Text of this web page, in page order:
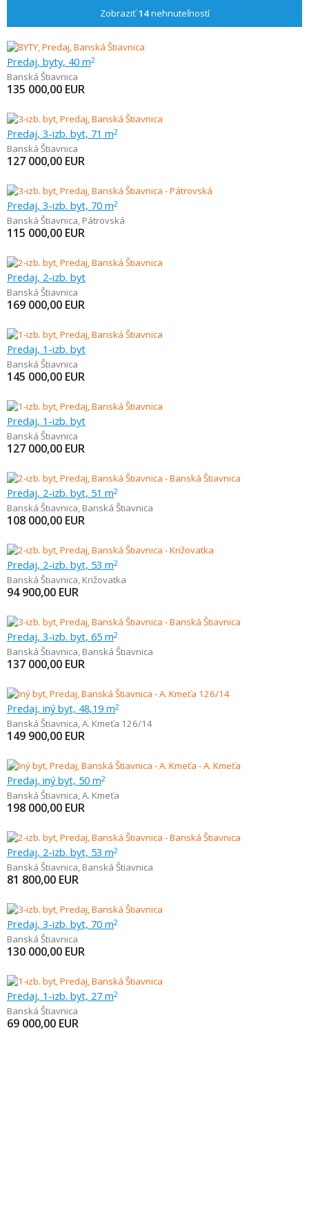
Zobraziť14nehnuteľností
Predaj, byty, 40 m2
Banská Štiavnica
135 000,00 EUR
Predaj, 3-izb. byt, 71 m2
Banská Štiavnica
127 000,00 EUR
Predaj, 3-izb. byt, 70 m2
Banská Štiavnica, Pátrovská
115 000,00 EUR
Predaj, 2-izb. byt
Banská Štiavnica
169 000,00 EUR
Predaj, 1-izb. byt
Banská Štiavnica
145 000,00 EUR
Predaj, 1-izb. byt
Banská Štiavnica
127 000,00 EUR
Predaj, 2-izb. byt, 51 m2
Banská Štiavnica, Banská Štiavnica
108 000,00 EUR
Predaj, 2-izb. byt, 53 m2
Banská Štiavnica, Križovatka
94 900,00 EUR
Predaj, 3-izb. byt, 65 m2
Banská Štiavnica, Banská Štiavnica
137 000,00 EUR
Predaj, iný byt, 48,19 m2
Banská Štiavnica,A. Kmeťa 126/14
149 900,00 EUR
Predaj, iný byt, 50 m2
Banská Štiavnica,A. Kmeťa
198 000,00 EUR
Predaj, 2-izb. byt, 53 m2
Banská Štiavnica, Banská Štiavnica
81 800,00 EUR
Predaj, 3-izb. byt, 70 m2
Banská Štiavnica
130 000,00 EUR
Predaj, 1-izb. byt, 27 m2
Banská Štiavnica
69 000,00 EUR